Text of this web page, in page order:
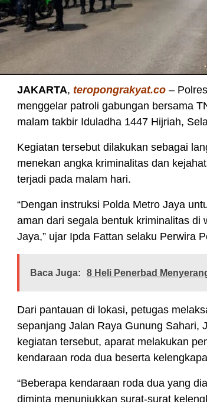
JAKARTA, teropongrakyat.co –
menggelar patroli gabungan bersama
malam takbir Iduladha 1447 Hijriah,
Kegiatan tersebut dilakukan sebagai
menekan angka kriminalitas dan
terjadi pada malam hari.
“Dengan instruksi Polda Metro Jaya
aman dari segala bentuk kriminalitas di
Jaya,” ujar Ipda Fattan selaku Perwira
Baca Juga: 8 Heli Penerbad
Dari pantauan di lokasi, petugas
sepanjang Jalan Raya Gunung Sahari,
kegiatan tersebut, aparat melakukan
kendaraan roda dua beserta
“Beberapa kendaraan roda dua yang
diminta menunjukkan surat-surat